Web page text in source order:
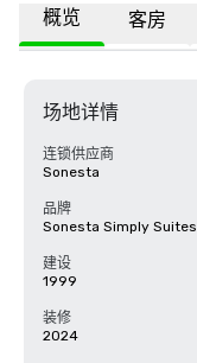
概览 客房
场地详情
连锁供应商
Sonesta
品牌
Sonesta Simply Suites
建设
1999
装修
2024